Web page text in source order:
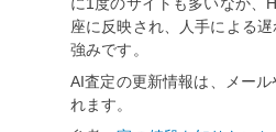
座に反映され、人手による
強みです。
AI査定の更新情報は、メー
れます。